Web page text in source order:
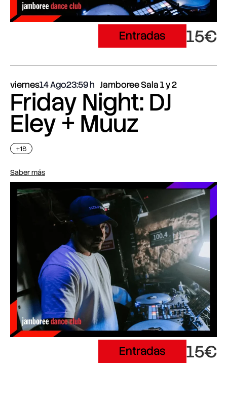
Entradas 15€
viernes14 Ago23:59 Jamboree Sala 1 y 2
Friday Night: DJ
Eley + Muuz
+18
Saber más
Entradas 15€